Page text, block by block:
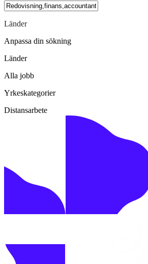
Länder
Anpassa din sökning
Länder
Alla jobb
Yrkeskategorier
Distansarbete